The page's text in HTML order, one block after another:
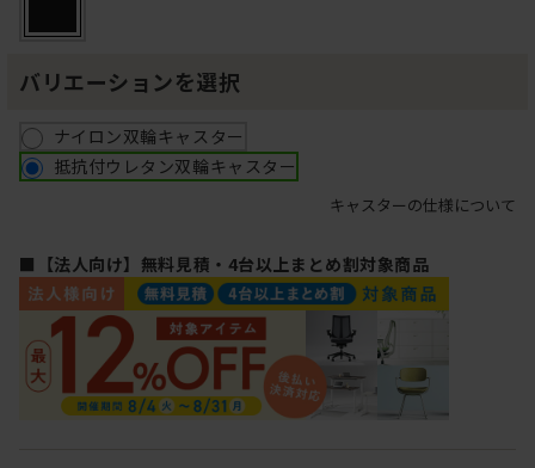
バリエーションを選択
ナイロン双輪キャスター
抵抗付ウレタン双輪キャスター
キャスターの仕様について
■【法人向け】無料見積・4台以上まとめ割対象商品